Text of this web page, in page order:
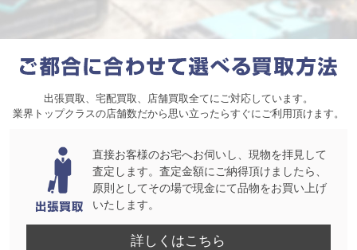
出張買取、宅配買取、店舗買取全てにご対応しています。
業界トップクラスの店舗数だから思い立ったらすぐにご利用頂けます。
直接お客様のお宅へお伺いし、現物を拝見して
査定します。査定金額にご納得頂けましたら、
原則としてその場で現金にて品物をお買い上げ
いたします。
詳しくはこちら